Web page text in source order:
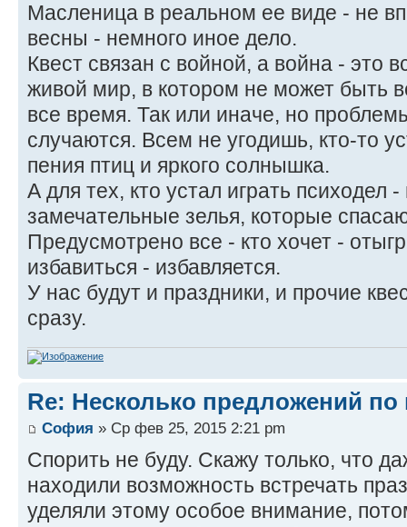
Масленица в реальном ее виде - не
весны - немного иное дело.
Квест связан с войной, а война - это
живой мир, в котором не может быть
все время. Так или иначе, но
случаются. Всем не угодишь, кто-то
пения птиц и яркого солнышка.
А для тех, кто устал играть психодел
замечательные зелья, которые
Предусмотрено все - кто хочет -
избавиться - избавляется.
У нас будут и праздники, и прочие
сразу.
Re: Несколько предложений по
София » Ср фев 25, 2015 2:21 pm
Спорить не буду. Скажу только, что
находили возможность встречать
уделяли этому особое внимание,